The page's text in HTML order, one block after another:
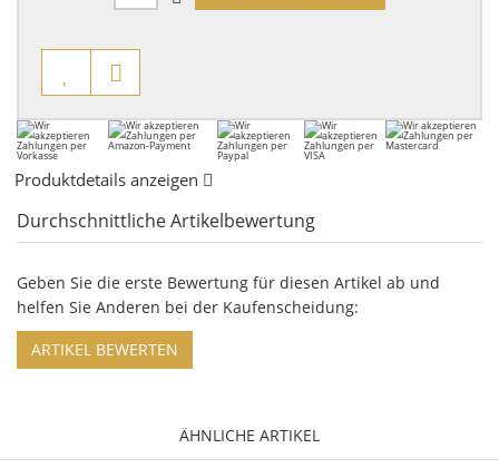
Produktdetails anzeigen
Durchschnittliche Artikelbewertung
Geben Sie die erste Bewertung für diesen Artikel ab und
helfen Sie Anderen bei der Kaufenscheidung:
ÄHNLICHE ARTIKEL